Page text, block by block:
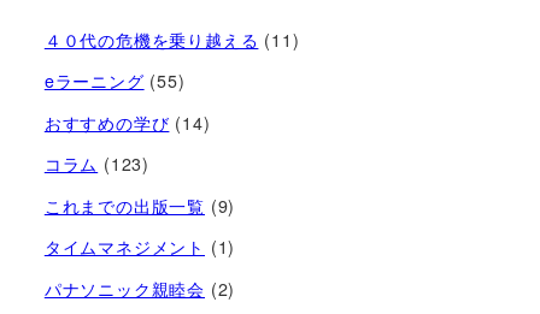
４０代の危機を乗り越える (11)
eラーニング (55)
おすすめの学び (14)
コラム (123)
これまでの出版一覧 (9)
タイムマネジメント (1)
パナソニック親睦会 (2)